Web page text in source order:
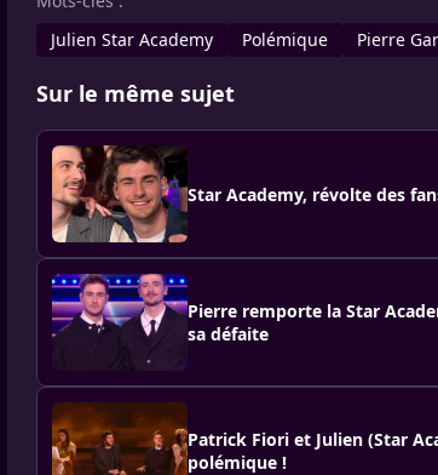
Julien Star Academy
Polémique Pierre
Sur le même sujet
Star Academy, révolte des
Pierre remporte la Star
sa défaite
Patrick Fiori et Julien (Star
polémique !